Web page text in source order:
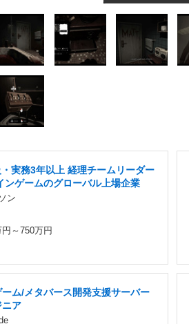
実務3年以上 経理チームリーダー
ンゲームのグローバル上場企業
ン
～750万円
ム/メタバース開発支援サーバー
ニア